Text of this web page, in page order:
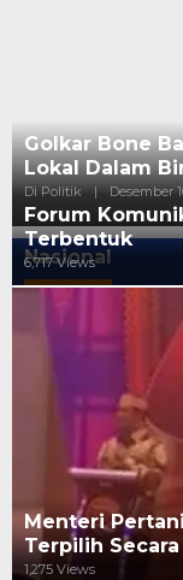
Golkar Bone
Lokal Dalam
Di Politik | Desember
Nasional
Forum
Terbentuk
6,717 Views
Menteri
Terpilih
1,275 Views